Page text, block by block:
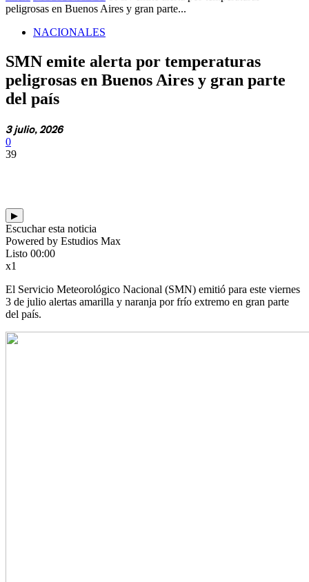
peligrosas en Buenos Aires y gran parte...
NACIONALES
SMN emite alerta por temperaturas
peligrosas en Buenos Aires y gran parte
del país
3 julio, 2026
0
39
▶
Escuchar esta noticia
Powered by Estudios Max
Listo 00:00
x1
El Servicio Meteorológico Nacional (SMN) emitió para este viernes
3 de julio alertas amarilla y naranja por frío extremo en gran parte
del país.